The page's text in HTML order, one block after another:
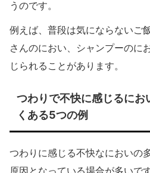
うのです。
例えば、普段は気にならないご
さんのにおい、シャンプーのに
じられることがあります。
つわりで不快に感じるにお
くある5つの例
つわりに感じる不快なにおいの
原因となっている場合が多いで